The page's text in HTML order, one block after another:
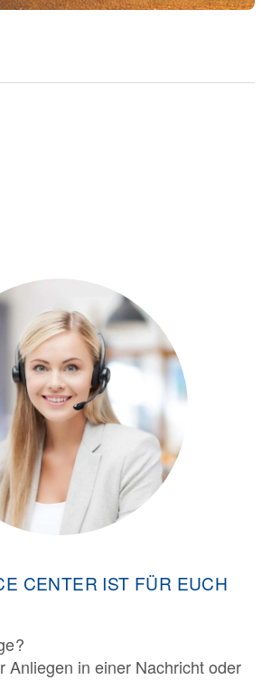
CENTER IST FÜR EUCH
Anliegen in einer Nachricht oder